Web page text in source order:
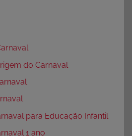
do Carnaval
para Educação Infantil
1 ano